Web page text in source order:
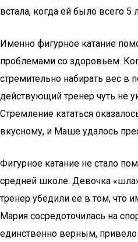
встала, когда ей было всего 5
Именно фигурное катание
проблемами со здоровьем.
стремительно набирать вес в
действующий тренер чуть не
Стремление кататься
вкусному, и Маше удалось
Фигурное катание не стало
средней школе. Девочка
тренер убедили ее в том, что
Мария сосредоточилась на
единственно верным,